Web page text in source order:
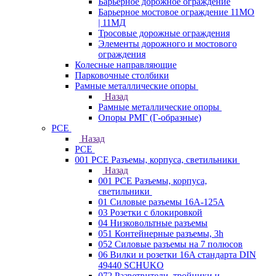
Барьерное мостовое ограждение 11МО
| 11МД
Тросовые дорожные ограждения
Элементы дорожного и мостового
ограждения
Колесные направляющие
Парковочные столбики
Рамные металлические опоры
Назад
Рамные металлические опоры
Опоры РМГ (Г-образные)
PCE
Назад
PCE
001 PCE Разъемы, корпуса, светильники
Назад
001 PCE Разъемы, корпуса,
светильники
01 Силовые разъемы 16А-125А
03 Розетки с блокировкой
04 Низковольтные разъемы
051 Контейнерные разъемы, 3h
052 Силовые разъемы на 7 полюсов
06 Вилки и розетки 16A стандарта DIN
49440 SCHUKO